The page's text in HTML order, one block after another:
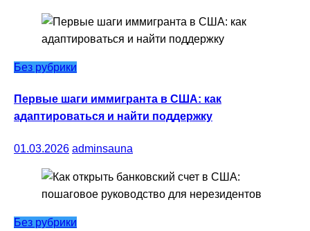
Без рубрики
Первые шаги иммигранта в США: как
адаптироваться и найти поддержку
01.03.2026 adminsauna
Без рубрики